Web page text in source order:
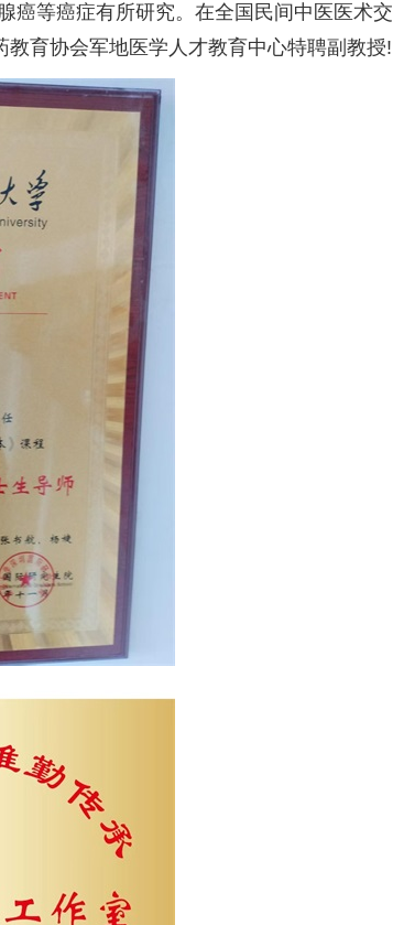
癌等癌症有所研究。在全国民间中医医术交
教育协会军地医学人才教育中心特聘副教授!